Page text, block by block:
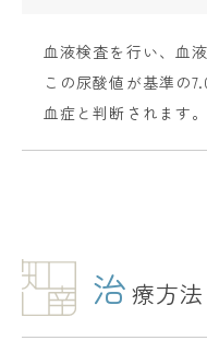
血液検査を行い、血
この尿酸値が基準の
血症と判断されます。
治 療方法